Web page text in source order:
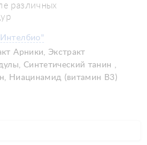
различных
Арники, Экстракт
Синтетический танин ,
Ниацинамид (витамин В3)